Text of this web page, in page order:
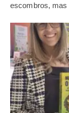
escombros, mas